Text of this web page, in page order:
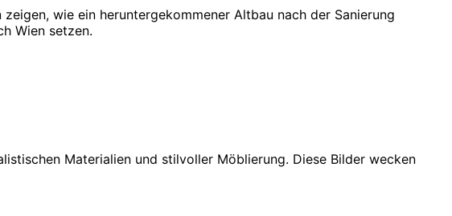
wie ein heruntergekommener Altbau nach der Sanierung
Wien setzen.
Materialien und stilvoller Möblierung. Diese Bilder wecken